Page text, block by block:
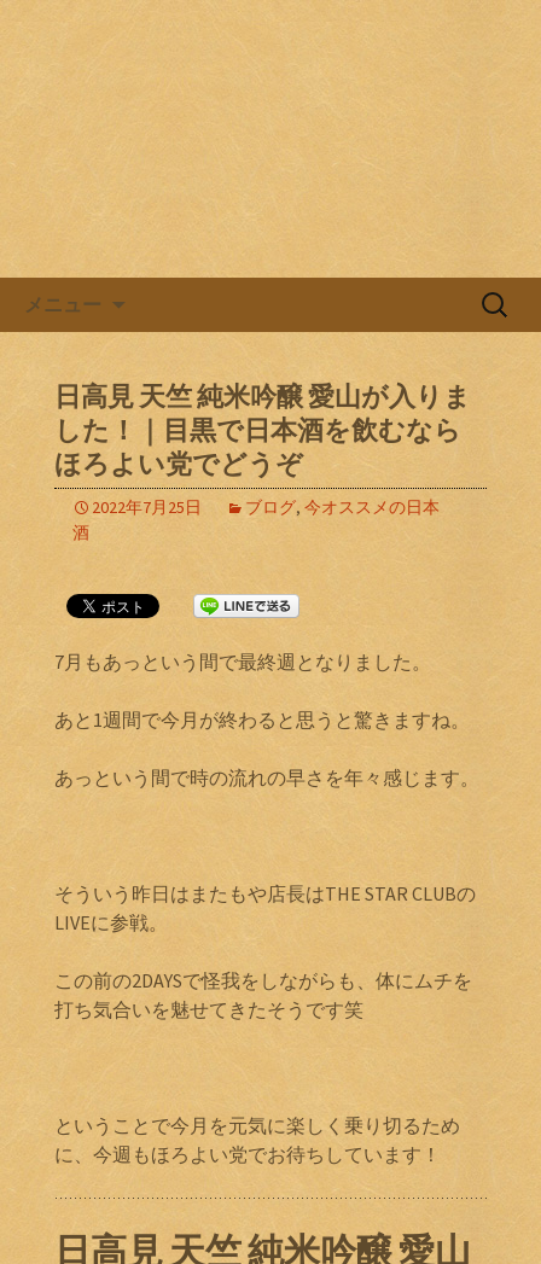
メニュー
検
日高見 天竺 純米吟醸 愛山が入りま
した！｜目黒で日本酒を飲むなら
ほろよい党でどうぞ
2022年7月25日 ブログ, 今オススメの日本
酒
7月もあっという間で最終週となりました。
あと1週間で今月が終わると思うと驚きますね。
あっという間で時の流れの早さを年々感じます。
そういう昨日はまたもや店長はTHE STAR CLUBの
LIVEに参戦。
この前の2DAYSで怪我をしながらも、体にムチを
打ち気合いを魅せてきたそうです笑
ということで今月を元気に楽しく乗り切るため
に、今週もほろよい党でお待ちしています！
日高見 天竺 純米吟醸 愛山